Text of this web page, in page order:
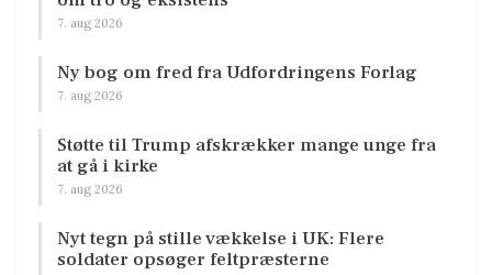
7. aug 2026
Ny bog om fred fra Udfordringens Forlag
7. aug 2026
Støtte til Trump afskrækker mange unge fra
at gå i kirke
7. aug 2026
Nyt tegn på stille vækkelse i UK: Flere
soldater opsøger feltpræsterne